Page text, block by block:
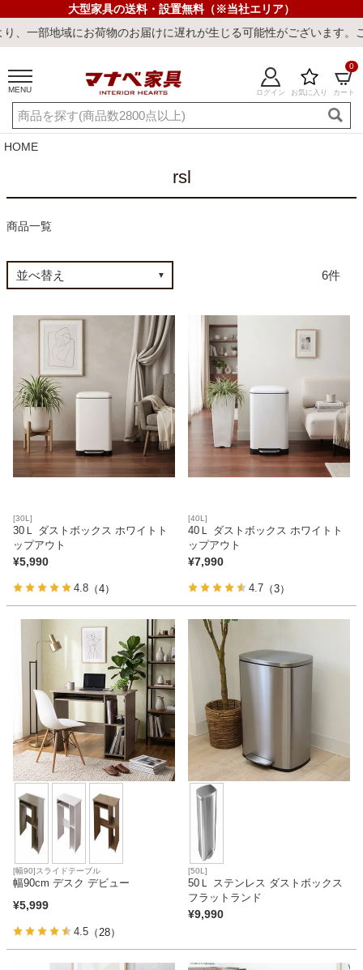
大型家具の送料・設置無料（※当社エリア）
地域にお荷物のお届けに遅れが生じる可能性がございます。ご迷
MENU ログイン お気に入り カート
0
ご利用ガイド 新規会員登録
店舗一覧 閲覧履歴
キーワード・商品番号で探す
最短発送 冷感寝具 ワークデスク ウィルトンラ
カテゴリから探す
ソファ
テレビ台・リビング家具
ダイニングテーブル・セット
椅子・チェア
食器棚・キッチン収納
ベッド
収納家具
学習机
HOME
rsl
商品一覧
6
[30L]
30Ｌ ダストボックス ホワイトト
ップアウト
¥5,990
4.8 （4）
[40L]
40Ｌ ダストボックス ホワイトト
ップアウト
¥7,990
4.7 （3）
[幅90]スライドテーブル
幅90cm デスク デビュー
¥5,999
4.5 （28）
[50L]
50Ｌ ステンレス ダストボックス
フラットランド
¥9,990